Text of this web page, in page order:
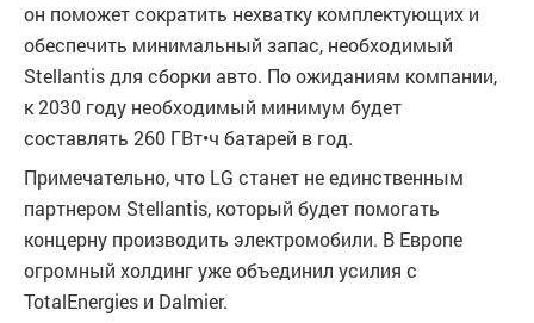
он поможет сократить нехватку комплектующих и
обеспечить минимальный запас, необходимый
Stellantis для сборки авто. По ожиданиям компании,
к 2030 году необходимый минимум будет
составлять 260 ГВт•ч батарей в год.
Примечательно, что LG станет не единственным
партнером Stellantis, который будет помогать
концерну производить электромобили. В Европе
огромный холдинг уже объединил усилия с
TotalEnergies и Dalmier.